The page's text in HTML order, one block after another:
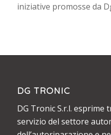
iniziative promosse da
DG TRONIC
DG Tronic S.r.l. esprime
servizio del settore